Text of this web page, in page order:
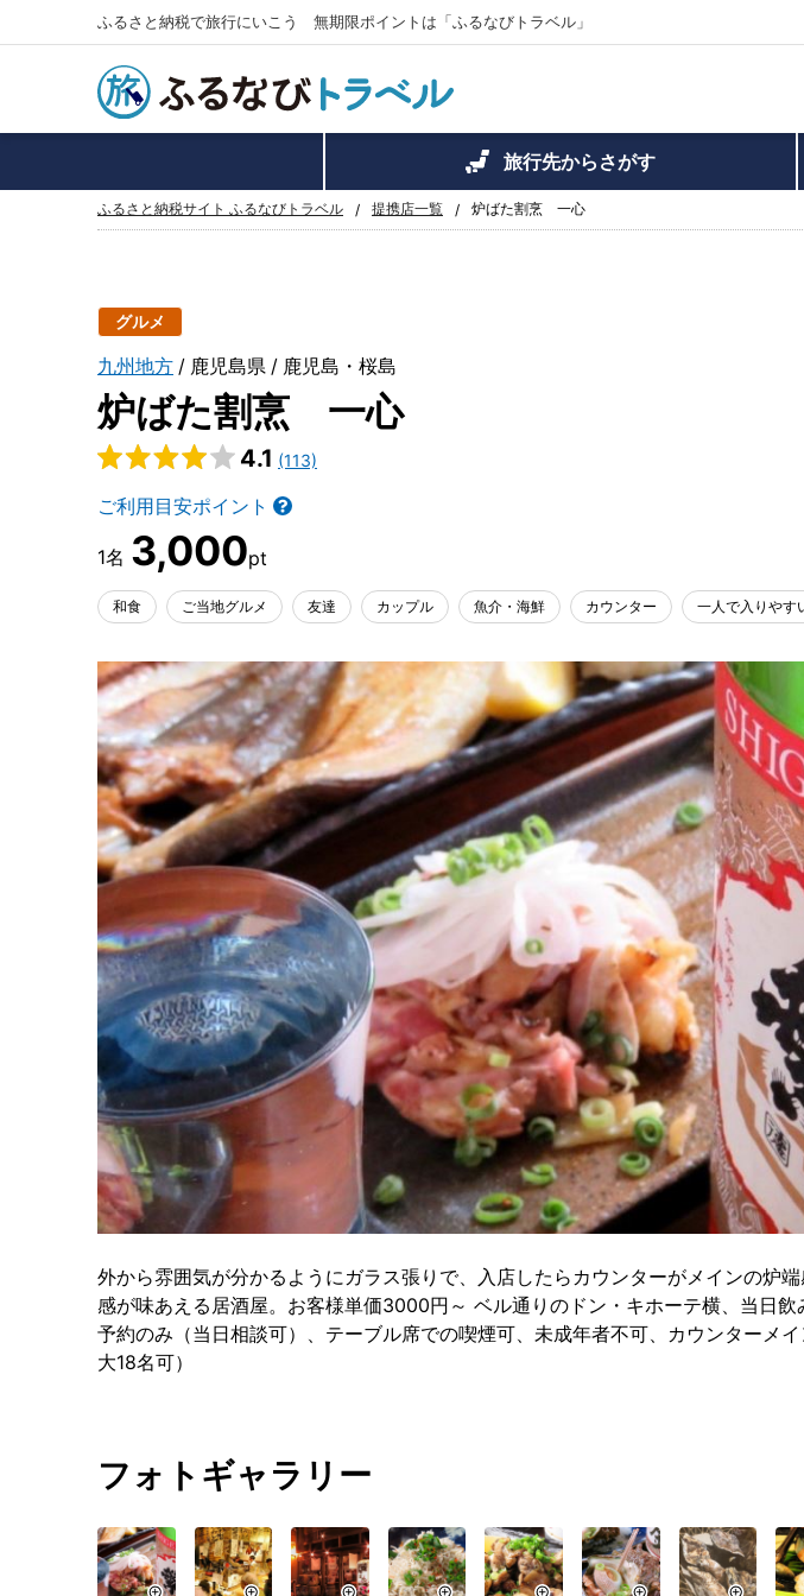
ふるさと納税で旅行にいこう 無期限ポイントは「ふるなびトラベル」
旅行先からさがす
ふるさと納税サイト ふるなびトラベル 提携店一覧 炉ばた割烹 一心
グルメ
九州地方 鹿児島県 鹿児島・桜島
炉ばた割烹 一心
4.1 (113)
ご利用目安ポイント
3,000
和食 ご当地グルメ 友達 カップル 魚介・海鮮 カウンター 一人で入りやす
外から雰囲気が分かるようにガラス張りで、入店したらカウンターがメインの炉
感が味あえる居酒屋。お客様単価3000円～ ベル通りのドン・キホーテ横、当日飲
予約のみ（当日相談可）、テーブル席での喫煙可、未成年者不可、カウンターメ
大18名可）
フォトギャラリー